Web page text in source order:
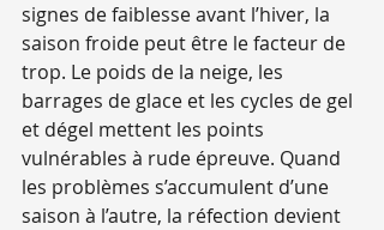
signes de faiblesse avant l’hiver, la
saison froide peut être le facteur de
trop. Le poids de la neige, les
barrages de glace et les cycles de gel
et dégel mettent les points
vulnérables à rude épreuve. Quand
les problèmes s’accumulent d’une
saison à l’autre, la réfection devient